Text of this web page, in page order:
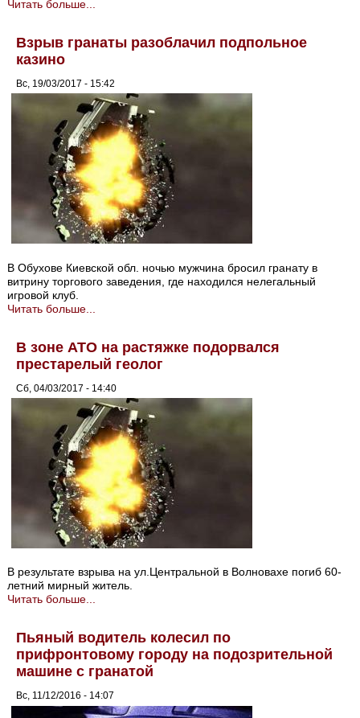
Читать больше...
Взрыв гранаты разоблачил подпольное
казино
Вс, 19/03/2017 - 15:42
В Обухове Киевской обл. ночью мужчина бросил гранату в
витрину торгового заведения, где находился нелегальный
игровой клуб.
Читать больше...
В зоне АТО на растяжке подорвался
престарелый геолог
Сб, 04/03/2017 - 14:40
В результате взрыва на ул.Центральной в Волновахе погиб 60-
летний мирный житель.
Читать больше...
Пьяный водитель колесил по
прифронтовому городу на подозрительной
машине с гранатой
Вс, 11/12/2016 - 14:07